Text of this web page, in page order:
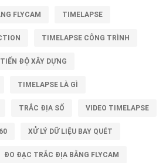
FLYCAM TIMELAPSE
TIMELAPSE CÔNG TRÌNH
ĐỘ XÂY DỰNG
TIMELAPSE LÀ GÌ
TRẮC ĐỊA SỐ VIDEO TIMELAPSE
XỬ LÝ DỮ LIỆU BAY QUÉT
ĐO ĐẠC TRẮC ĐỊA BẰNG FLYCAM